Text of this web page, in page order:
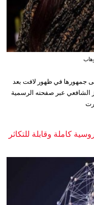
جمهورها في ظهور لافت بعد
الشافعي عبر صفحته الرسمية
كاملة وقابلة للتكاثر